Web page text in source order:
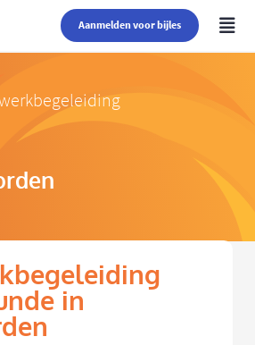
Aanmelden voor bijles
in